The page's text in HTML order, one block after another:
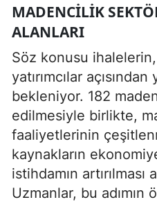
MADENCILIK
ALANLARI
Söz konusu
yatırımcılar
bekleniyor. 182
edilmesiyle birlikte,
faaliyetlerinin
kaynakların
istihdamın artırılması
Uzmanlar, bu adımın